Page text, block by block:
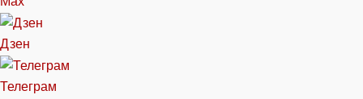
Дзен
Телеграм